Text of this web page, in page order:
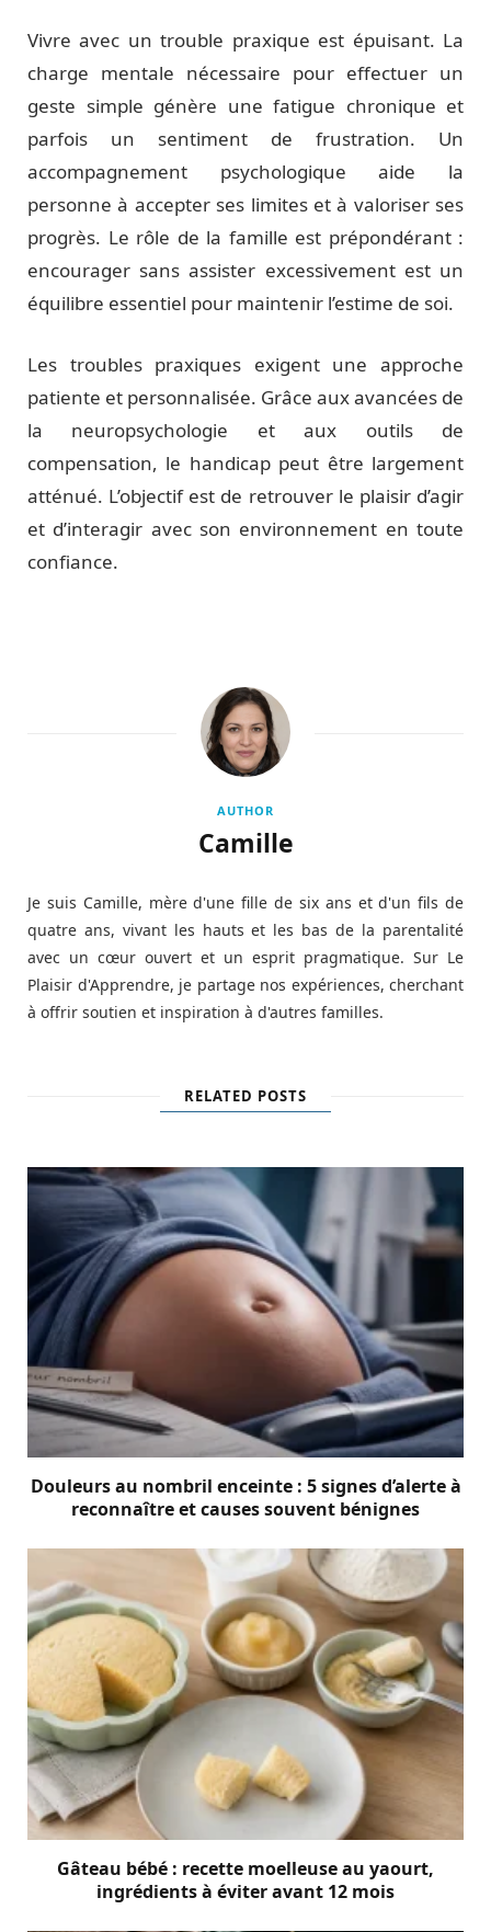
Vivre avec un trouble praxique est épuisant. La
charge mentale nécessaire pour effectuer un
geste simple génère une fatigue chronique et
parfois un sentiment de frustration. Un
accompagnement psychologique aide la
personne à accepter ses limites et à valoriser ses
progrès. Le rôle de la famille est prépondérant :
encourager sans assister excessivement est un
équilibre essentiel pour maintenir l’estime de soi.
Les troubles praxiques exigent une approche
patiente et personnalisée. Grâce aux avancées de
la neuropsychologie et aux outils de
compensation, le handicap peut être largement
atténué. L’objectif est de retrouver le plaisir d’agir
et d’interagir avec son environnement en toute
confiance.
AUTHOR
Camille
Je suis Camille, mère d'une fille de six ans et d'un fils de
quatre ans, vivant les hauts et les bas de la parentalité
avec un cœur ouvert et un esprit pragmatique. Sur Le
Plaisir d'Apprendre, je partage nos expériences, cherchant
à offrir soutien et inspiration à d'autres familles.
RELATED POSTS
Douleurs au nombril enceinte : 5 signes d’alerte à
reconnaître et causes souvent bénignes
Gâteau bébé : recette moelleuse au yaourt,
ingrédients à éviter avant 12 mois